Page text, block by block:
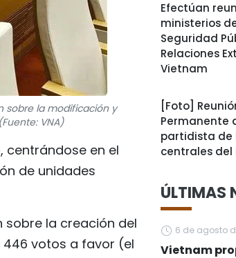
sobre la modificación y
VNA)
centrándose en el
de unidades
sobre la creación del
votos a favor (el
Efectúan
ministerios
Seguridad
Relaciones
Vietnam
[Foto]
Permanente
partidista de
centrales del
ÚLTIMAS
6 de agosto
Vietnam